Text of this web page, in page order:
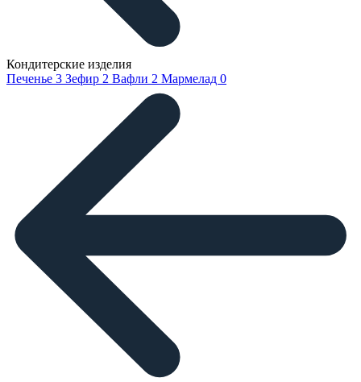
Кондитерские изделия
Печенье 3 Зефир 2 Вафли 2 Мармелад 0